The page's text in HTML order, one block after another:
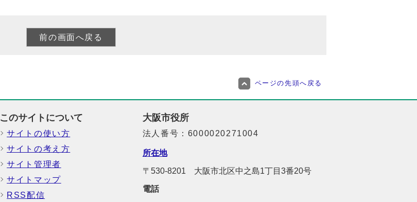
ページの先頭へ戻る
このサイトについて
サイトの使い方
サイトの考え方
サイト管理者
サイトマップ
RSS配信
大阪市役所
法人番号：6000020271004
所在地
〒530-8201 大阪市北区中之島1丁目3番20号
電話